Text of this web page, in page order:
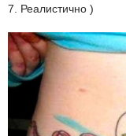
7. Реалистично )